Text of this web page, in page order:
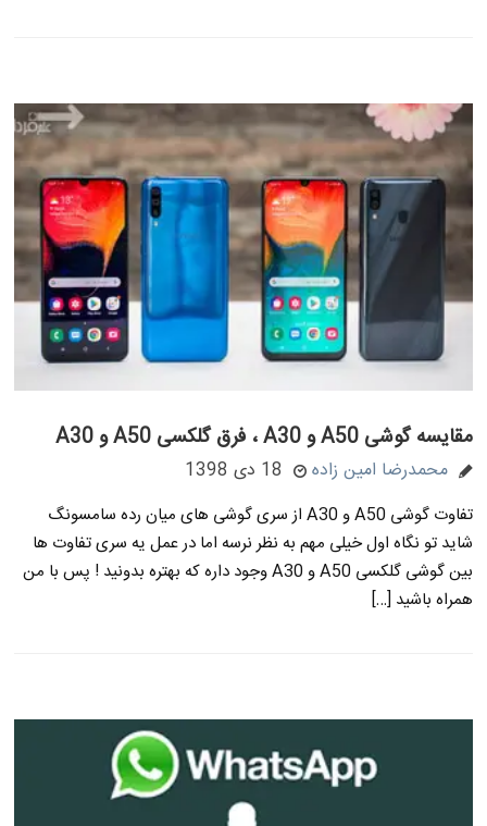
مقایسه گوشی A50 و A30 ، فرق گلکسی A50 و A30
محمدرضا امین زاده 18 دی 1398
تفاوت گوشی A50 و A30 از سری گوشی های میان رده سامسونگ
شاید تو نگاه اول خیلی مهم به نظر نرسه اما در عمل یه سری تفاوت ها
بین گوشی گلکسی A50 و A30 وجود داره که بهتره بدونید ! پس با من
همراه باشید […]